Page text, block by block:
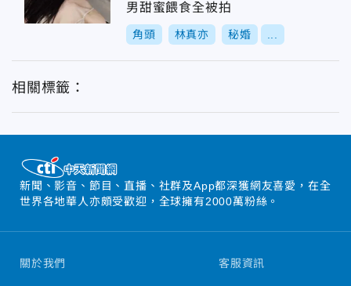
男甜蜜餵食全被拍
角頭 林真亦 秘婚
相關標籤：
新聞、影音、節目、直播、社群及App都深獲網友喜愛，在全
世界各地華人亦頗受歡迎，全球擁有2000萬粉絲。
關於我們 客服資訊